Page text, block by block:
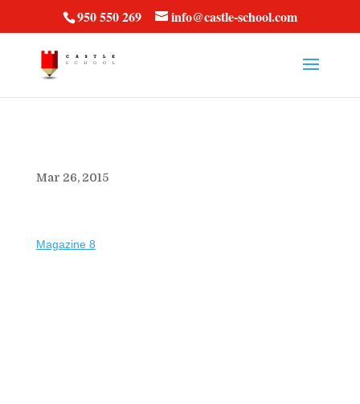
950 550 269 info@castle-school.com
Mar 26, 2015
Magazine 8